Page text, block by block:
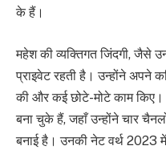
के हैं।
महेश की व्यक्तिगत जिंदगी, जैसे
प्राइवेट रहती है। उन्होंने अपने
की और कई छोटे-मोटे काम
बना चुके हैं, जहाँ उन्होंने चार
बनाई है। उनकी नेट वर्थ